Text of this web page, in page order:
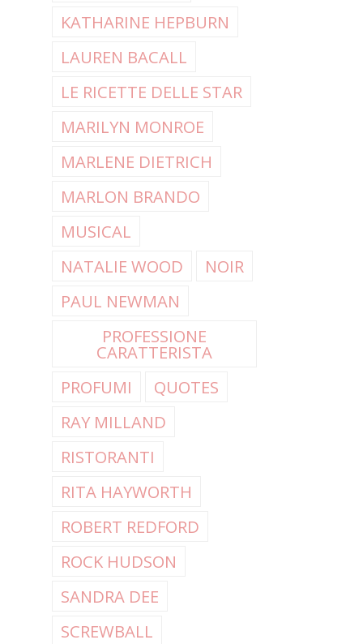
KATHARINE HEPBURN
LAUREN BACALL
LE RICETTE DELLE STAR
MARILYN MONROE
MARLENE DIETRICH
MARLON BRANDO
MUSICAL
NATALIE WOOD
NOIR
PAUL NEWMAN
PROFESSIONE
CARATTERISTA
PROFUMI
QUOTES
RAY MILLAND
RISTORANTI
RITA HAYWORTH
ROBERT REDFORD
ROCK HUDSON
SANDRA DEE
SCREWBALL